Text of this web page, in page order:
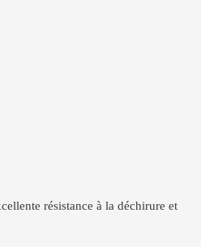
résistance à la déchirure et